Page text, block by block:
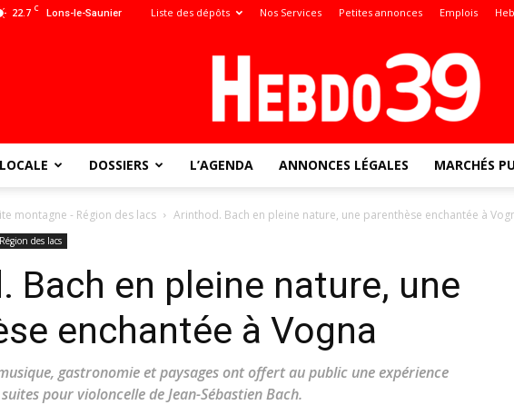
22.7 C Lons-le-Saunier Liste des dépôts Nos Services Petites annonces Emplois
DOSSIERS L’AGENDA ANNONCES LÉGALES MARCHÉS
montagne - Région des lacs Arinthod. Bach en pleine nature, une parenthèse enchantée à
des lacs
Bach en pleine nature, une
enchantée à Vogna
gastronomie et paysages ont offert au public une expérience
pour violoncelle de Jean-Sébastien Bach.